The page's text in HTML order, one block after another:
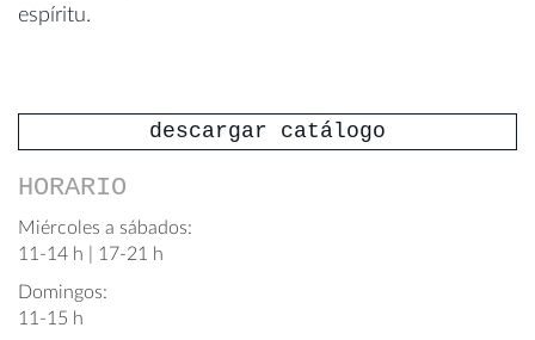
espíritu.
descargar catálogo
HORARIO
Miércoles a sábados:
11-14 h | 17-21 h
Domingos:
11-15 h